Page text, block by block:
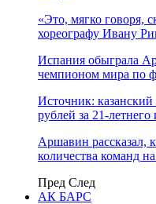
«Это, мягко говоря,
хореографу Ивану
Испания обыграла
чемпионом мира по
Источник:
рублей за 21-летнего
Аршавин рассказал,
количества команд
Пред След
АК БАРС